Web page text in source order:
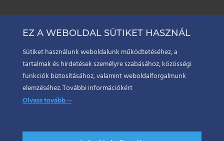
EZ A WEBOLDAL SÜTIKET HASZNÁL
Sütiket használunk weboldalunk működtetéséhez, a
tartalmak és hirdetések személyre szabásához, közösségi
funkciók biztosításához, valamint weboldalforgalmunk
elemzéséhez. További információkért
Olvass tovább